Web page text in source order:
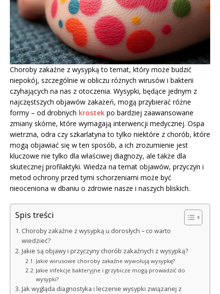
Choroby zakaźne z wysypką to temat, który może budzić
niepokój, szczególnie w obliczu różnych wirusów i bakterii
czyhających na nas z otoczenia. Wysypki, będące jednym z
najczęstszych objawów zakażeń, mogą przybierać różne
formy – od drobnych krostek po bardziej zaawansowane
zmiany skórne, które wymagają interwencji medycznej. Ospa
wietrzna, odra czy szkarlatyna to tylko niektóre z chorób, które
mogą objawiać się w ten sposób, a ich zrozumienie jest
kluczowe nie tylko dla właściwej diagnozy, ale także dla
skutecznej profilaktyki. Wiedza na temat objawów, przyczyn i
metod ochrony przed tymi schorzeniami może być
nieoceniona w dbaniu o zdrowie nasze i naszych bliskich.
Spis treści
Choroby zakaźne z wysypką u dorosłych – co warto
wiedzieć?
Jakie są objawy i przyczyny chorób zakaźnych z wysypką?
Jakie wirusowe choroby zakaźne wywołują wysypkę?
Jakie infekcje bakteryjne i grzybicze mogą prowadzić do
wysypki?
Jak wygląda diagnostyka i leczenie wysypki związanej z